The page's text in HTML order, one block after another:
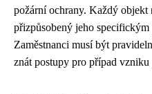
požární ochrany. Každý
přizpůsobený jeho
Zaměstnanci musí být
znát postupy pro případ vzniku